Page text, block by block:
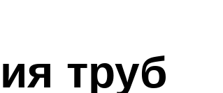
труб